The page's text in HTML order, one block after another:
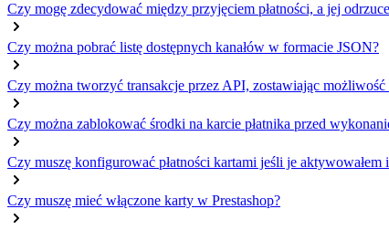
Czy mogę zdecydować między przyjęciem płatności, a jej
Czy można pobrać listę dostępnych kanałów w formacie JSON?
Czy można tworzyć transakcje przez API, zostawiając
Czy można zablokować środki na karcie płatnika przed
Czy muszę konfigurować płatności kartami jeśli je aktywowałem
Czy muszę mieć włączone karty w Prestashop?